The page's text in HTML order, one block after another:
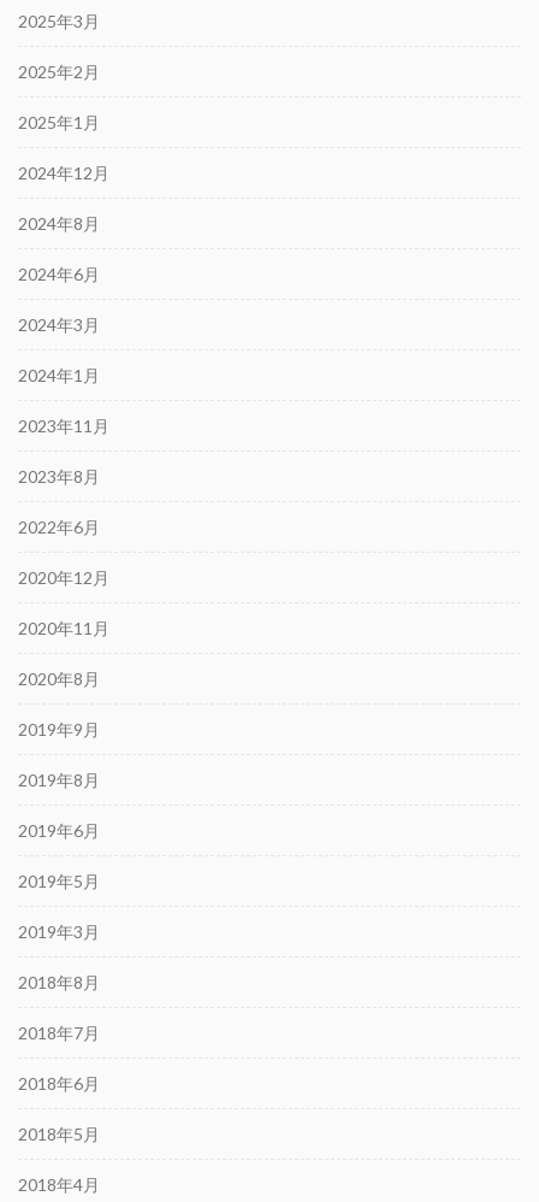
2025年3月
2025年2月
2025年1月
2024年12月
2024年8月
2024年6月
2024年3月
2024年1月
2023年11月
2023年8月
2022年6月
2020年12月
2020年11月
2020年8月
2019年9月
2019年8月
2019年6月
2019年5月
2019年3月
2018年8月
2018年7月
2018年6月
2018年5月
2018年4月